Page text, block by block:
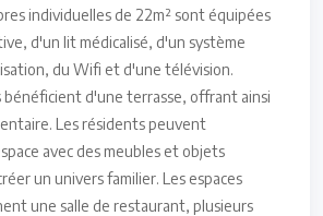
individuelles de 22m² sont équipées
d'un lit médicalisé, d'un système
du Wifi et d'une télévision.
bénéficient d'une terrasse, offrant ainsi
Les résidents peuvent
avec des meubles et objets
un univers familier. Les espaces
une salle de restaurant, plusieurs